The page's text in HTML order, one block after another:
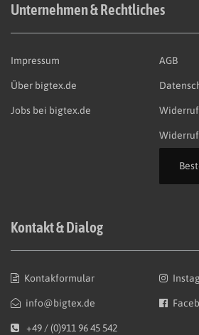
Unternehmen & Rechtliches
Impressum
Über bigtex.de
Jobs bei bigtex.de
AGB
Kontakt & Dialog
Kontakformular
info@bigtex.de
+49 / (0)911 96 45 542